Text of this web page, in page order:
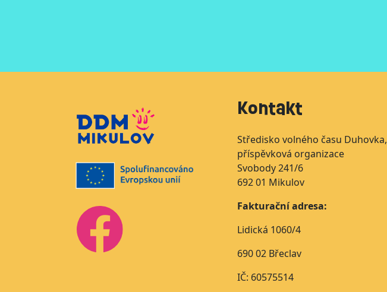
Kontakt
Středisko volného času Duhovka,
příspěvková organizace
Svobody 241/6
692 01 Mikulov
Fakturační adresa:
Lidická 1060/4
690 02 Břeclav
IČ: 60575514